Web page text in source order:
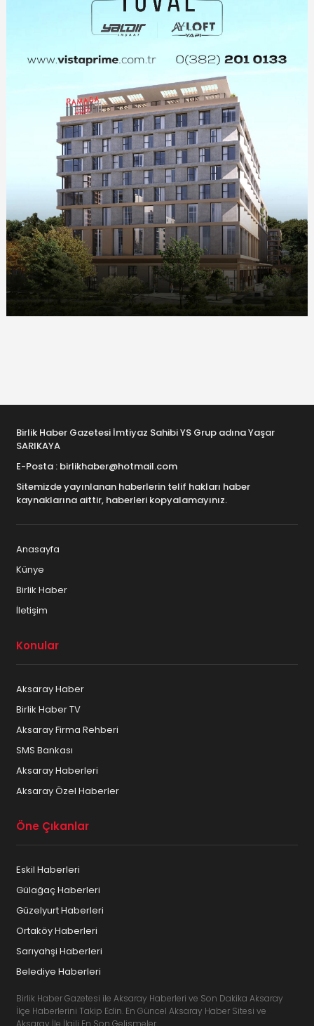
Birlik Haber Gazetesi İmtiyaz Sahibi YS Grup adına Yaşar
SARIKAYA
E-Posta : birlikhaber@hotmail.com
Sitemizde yayınlanan haberlerin telif hakları haber
kaynaklarına aittir, haberleri kopyalamayınız.
Anasayfa
Künye
Birlik Haber
İletişim
Konular
Aksaray Haber
Birlik Haber TV
Aksaray Firma Rehberi
SMS Bankası
Aksaray Haberleri
Aksaray Özel Haberler
Öne Çıkanlar
Eskil Haberleri
Gülağaç Haberleri
Güzelyurt Haberleri
Ortaköy Haberleri
Sarıyahşi Haberleri
Belediye Haberleri
Birlik Haber Gazetesi ile Aksaray Haberleri ve Son Dakika Aksaray
İlçe Haberlerini Takip Edin. En Güncel Aksaray Haber Sitesi ve
Aksaray İle İlgili En Son Gelişmeler.